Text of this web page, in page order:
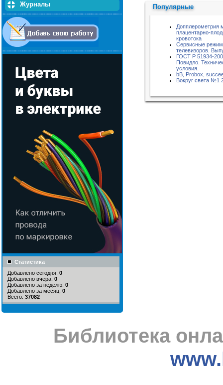
Журналы
Статистика
Добавлено сегодня: 0
Добавлено вчера: 0
Добавлено за неделю: 0
Добавлено за месяц: 0
Всего: 37082
Популярные
Допплерометрия
плацентарно-
кровотока
Сервисные
телевизоров.
ГОСТ Р 51934-
Повидло.
условия.
bB, Probox,
Вокруг света №1
Библиотека